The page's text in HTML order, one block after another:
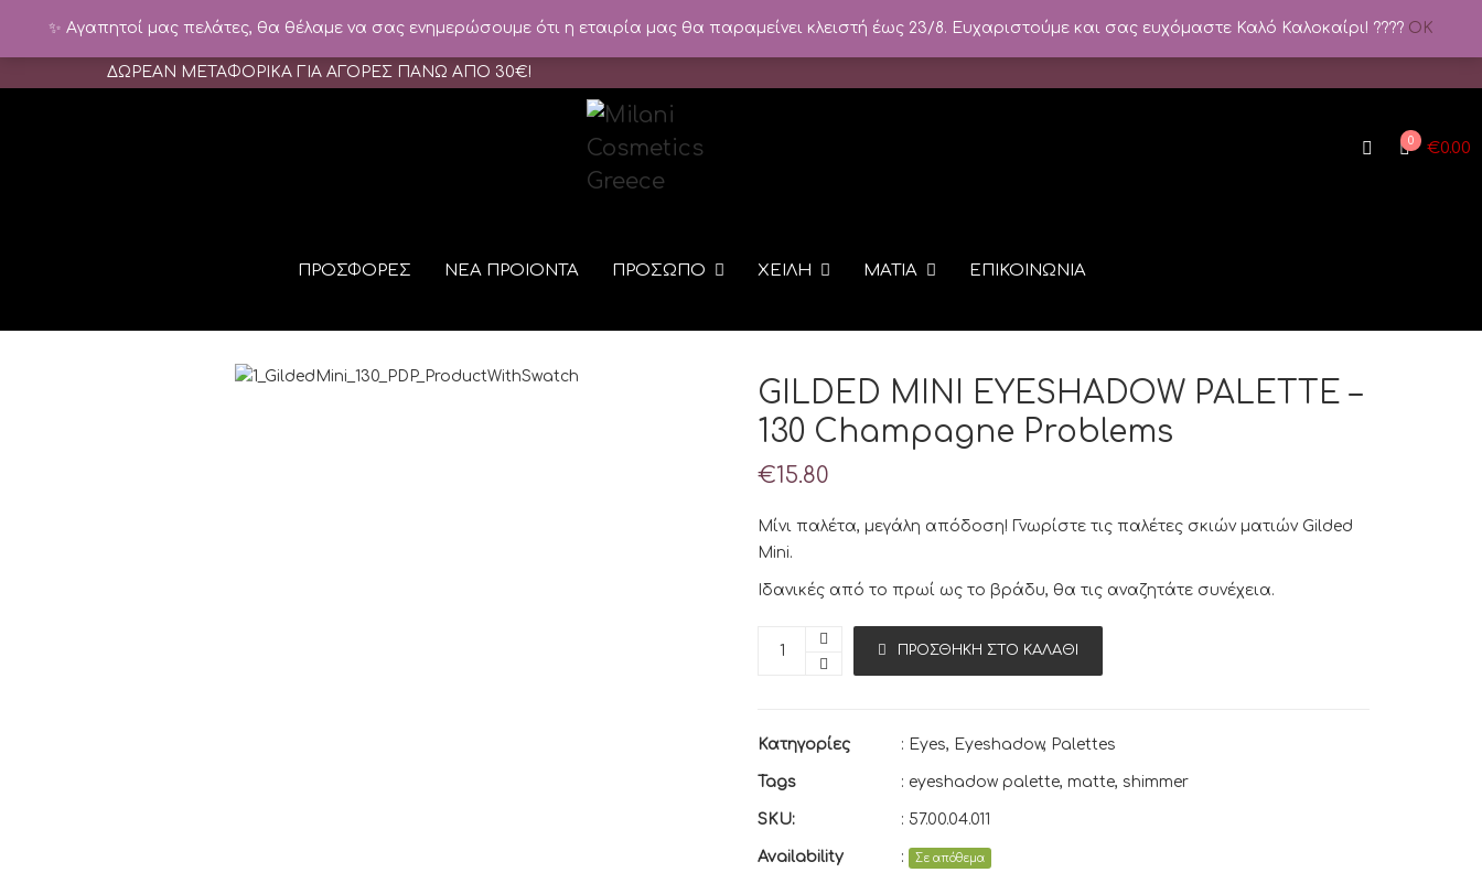
ΔΩΡΕΑΝ ΜΕΤΑΦΟΡΙΚΑ ΓΙΑ ΑΓΟΡΕΣ ΠΑΝΩ ΑΠΟ 30€!
0 €0.00
ΠΡΟΣΦΟΡΕΣ ΝΕΑ ΠΡΟΙΟΝΤΑ ΠΡΟΣΩΠΟ ΧΕΙΛΗ ΜΑΤΙΑ ΕΠΙΚΟΙΝΩΝΙΑ
GILDED MINI EYESHADOW PALETTE –
130 Champagne Problems
€15.80
Μίνι παλέτα, μεγάλη απόδοση! Γνωρίστε τις παλέτες σκιών ματιών Gilded
Mini.
Ιδανικές από το πρωί ως το βράδυ, θα τις αναζητάτε συνέχεια.
ΠΡΟΣΘΉΚΗ ΣΤΟ ΚΑΛΆΘΙ
Κατηγορίες : Eyes, Eyeshadow, Palettes
Tags : eyeshadow palette, matte, shimmer
SKU: : 57.00.04.011
Availability : Σε απόθεμα
✨ Αγαπητοί μας πελάτες, θα θέλαμε να σας ενημερώσουμε ότι η εταιρία μας θα παραμείνει κλειστή έως 23/8. Ευχαριστούμε και σας ευχόμαστε Καλό Καλοκαίρι! ????️ OK